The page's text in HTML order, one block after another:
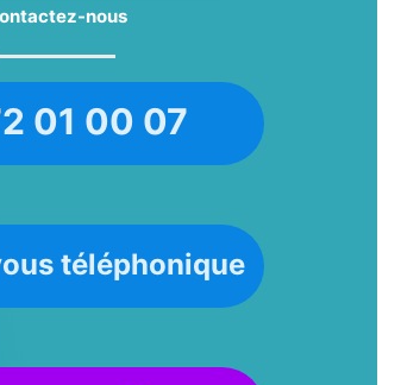
nous
01 00 07
téléphonique